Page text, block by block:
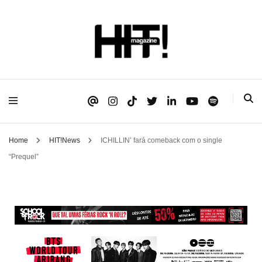
HIT!Magazine
Home HIT!News
ICHILLIN’ fará comeback com o single
“Prequel”